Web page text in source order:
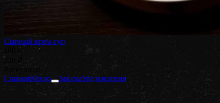
Сырный крем-суп
180 г
220 ₽
Раскупили
ГлавнаяМеню ЗаказыУведомления